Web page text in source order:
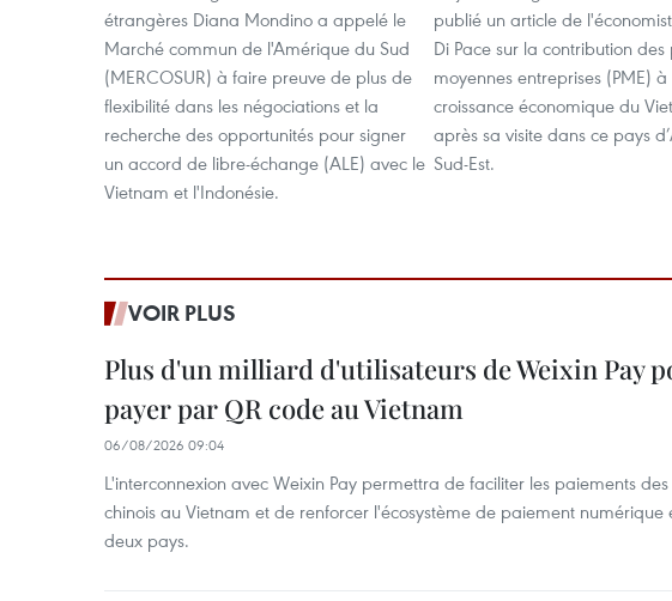
étrangères Diana Mondino a appelé le
Marché commun de l'Amérique du Sud
(MERCOSUR) à faire preuve de plus de
flexibilité dans les négociations et la
recherche des opportunités pour signer
un accord de libre-échange (ALE) avec le
Vietnam et l'Indonésie.
publié un article de
Di Pace sur la contribution des
moyennes entreprises (PME) à
croissance économique du
après sa visite dans ce pays
Sud-Est.
VOIR PLUS
Plus d'un milliard d'utilisateurs de Weixin Pay
payer par QR code au Vietnam
06/08/2026 09:04
L'interconnexion avec Weixin Pay permettra de faciliter les paiements des
chinois au Vietnam et de renforcer l'écosystème de paiement numérique
deux pays.